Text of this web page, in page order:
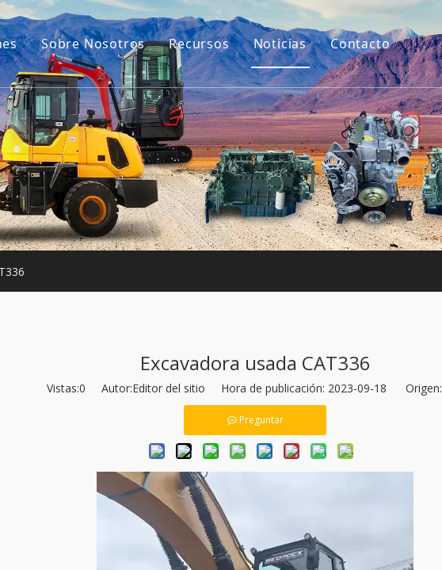
pequeña
Sobre Nosotros
Nuestra historia
Nuestra ventaja
Recursos
Guías
Preguntas más frecuentes
Vídeos
Noticias Contacto
Excavadora usada CAT336
Vistas:0 Autor:Editor del sitio Hora de publicación: 2023-09-18 Origen:
Preguntar